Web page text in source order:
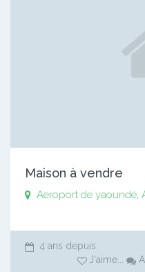
Maison à vendre
Aeroport de yaoundé,
4 ans depuis
J'aime...